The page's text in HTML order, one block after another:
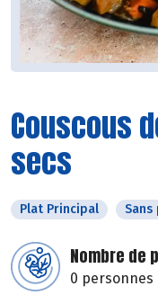
Couscous
secs
Plat Principal Sans
Nombre de
0 personnes